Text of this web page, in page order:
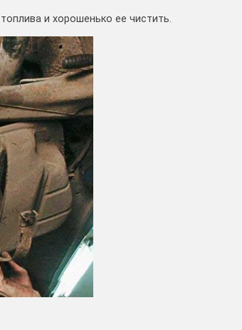
и хорошенько ее чистить.